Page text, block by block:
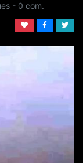
- 0 com.